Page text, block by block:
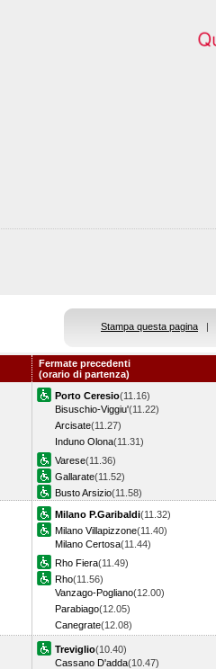
Stampa questa pagina |
Fermate precedenti
(orario di partenza)
Porto Ceresio(11.16)
Bisuschio-Viggiu'(11.22)
Arcisate(11.27)
Induno Olona(11.31)
Varese(11.36)
Gallarate(11.52)
Busto Arsizio(11.58)
Milano P.Garibaldi(11.32)
Milano Villapizzone(11.40)
Milano Certosa(11.44)
Rho Fiera(11.49)
Rho(11.56)
Vanzago-Pogliano(12.00)
Parabiago(12.05)
Canegrate(12.08)
Treviglio(10.40)
Cassano D'adda(10.47)